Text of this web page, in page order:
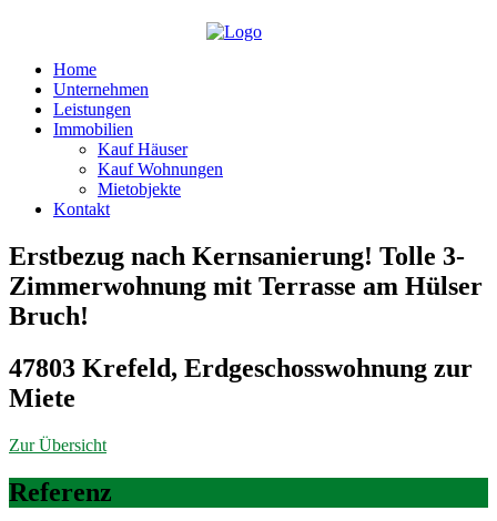
Home
Unternehmen
Leistungen
Immobilien
Kauf Häuser
Kauf Wohnungen
Mietobjekte
Kontakt
Erstbezug nach Kernsanierung! Tolle 3-
Zimmerwohnung mit Terrasse am Hülser
Bruch!
47803 Krefeld, Erdgeschosswohnung zur
Miete
Zur Übersicht
Referenz